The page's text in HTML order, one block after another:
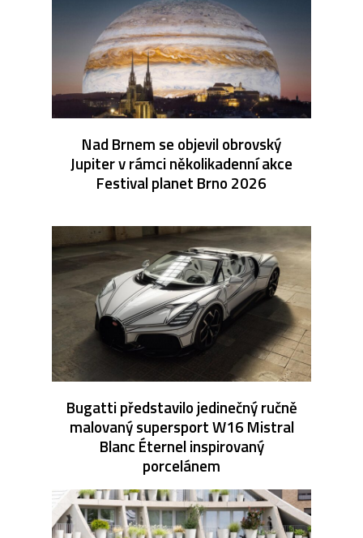
Nad Brnem se objevil obrovský
Jupiter v rámci několikadenní akce
Festival planet Brno 2026
Bugatti představilo jedinečný ručně
malovaný supersport W16 Mistral
Blanc Éternel inspirovaný
porcelánem